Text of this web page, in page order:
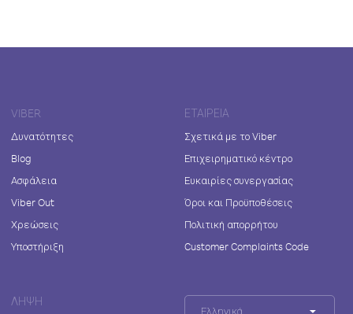
VIBER
Δυνατότητες
Blog
Ασφάλεια
Viber Out
Χρεώσεις
Υποστήριξη
ΕΤΑΙΡΕΊΑ
Σχετικά με το Viber
Επιχειρηματικό κέντρο
Ευκαιρίες συνεργασίας
Όροι και Προϋποθέσεις
Πολιτική απορρήτου
Customer Complaints Code
ΛΉΨΗ
Ελληνικά